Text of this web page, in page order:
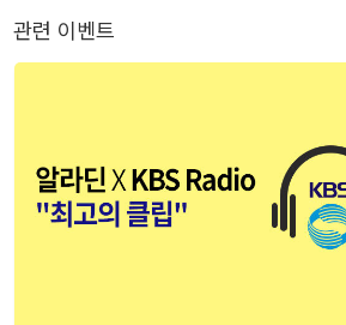
관련 이벤트